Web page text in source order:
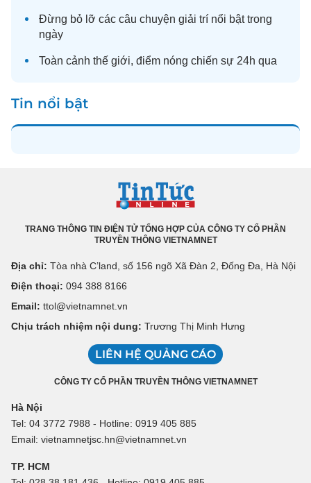
Đừng bỏ lỡ các câu chuyện giải trí nổi bật trong
ngày
Toàn cảnh thế giới, điểm nóng chiến sự 24h qua
Tin nổi bật
TRANG THÔNG TIN ĐIỆN TỬ TỔNG HỢP CỦA CÔNG TY CỔ PHẦN
TRUYỀN THÔNG VIETNAMNET
Địa chỉ: Tòa nhà C’land, số 156 ngõ Xã Đàn 2, Đống Đa, Hà Nội
Điện thoại: 094 388 8166
Email: ttol@vietnamnet.vn
Chịu trách nhiệm nội dung: Trương Thị Minh Hưng
LIÊN HỆ QUẢNG CÁO
CÔNG TY CỔ PHẦN TRUYỀN THÔNG VIETNAMNET
Hà Nội
Tel: 04 3772 7988 - Hotline: 0919 405 885
Email: vietnamnetjsc.hn@vietnamnet.vn
TP. HCM